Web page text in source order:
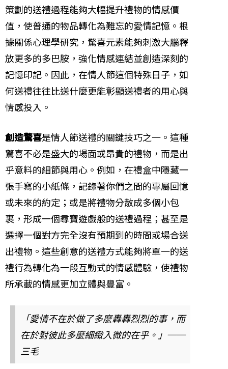
策劃的送禮過程能夠大幅提升禮物的情感價
值，使普通的物品轉化為難忘的愛情記憶。根
據關係心理學研究，驚喜元素能夠刺激大腦釋
放更多的多巴胺，強化情感連結並創造深刻的
記憶印記。因此，在情人節這個特殊日子，如
何送禮往往比送什麼更能彰顯送禮者的用心與
情感投入。
創造驚喜是情人節送禮的關鍵技巧之一。這種
驚喜不必是盛大的場面或昂貴的禮物，而是出
乎意料的細節與用心。例如，在禮盒中隱藏一
張手寫的小紙條，記錄著你們之間的專屬回憶
或未來的約定；或是將禮物分散成多個小包
裹，形成一個尋寶遊戲般的送禮過程；甚至是
選擇一個對方完全沒有預期到的時間或場合送
出禮物。這些創意的送禮方式能夠將單一的送
禮行為轉化為一段互動式的情感體驗，使禮物
所承載的情感更加立體與豐富。
「愛情不在於做了多麼轟轟烈烈的事，而
在於對彼此多麼細緻入微的在乎。」──
三毛